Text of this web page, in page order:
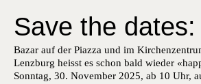
Save the dates:
Bazar auf der Piaz­za und im
Lenzburg heisst es schon bald wieder
Son­ntag, 30. Novem­ber 2025, ab 10 Uhr,